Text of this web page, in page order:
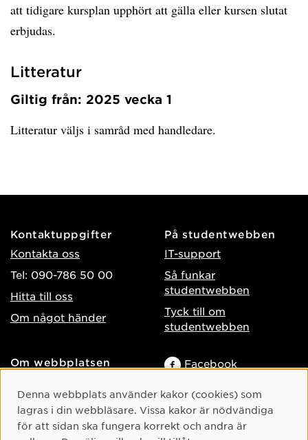
att tidigare kursplan upphört att gälla eller kursen slutat
erbjudas.
Litteratur
Giltig från: 2025 vecka 1
Litteratur väljs i samråd med handledare.
Kontaktuppgifter
Kontakta oss
Tel: 090-786 50 00
Hitta till oss
Om något händer
På studentwebben
IT-support
Så funkar
studentwebben
Tyck till om
studentwebben
Om webbplatsen
Behandling av
personuppgifter
Facebook
TikTok
Youtube
Cookie-samtycke
Denna webbplats använder kakor (cookies) som
lagras i din webbläsare. Vissa kakor är nödvändiga
för att sidan ska fungera korrekt och andra är